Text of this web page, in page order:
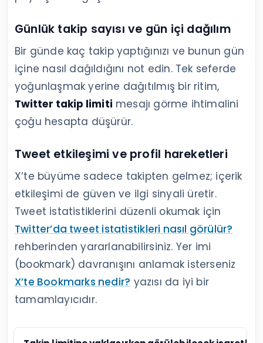
Günlük takip sayısı ve gün içi dağılım
Bir günde kaç takip yaptığınızı ve bunun gün
içine nasıl dağıldığını not edin. Tek seferde
yoğunlaşmak yerine dağıtılmış bir ritim,
Twitter takip limiti mesajı görme ihtimalini
çoğu hesapta düşürür.
Tweet etkileşimi ve profil hareketleri
X’te büyüme sadece takipten gelmez; içerik
etkileşimi de güven ve ilgi sinyali üretir.
Tweet istatistiklerini düzenli okumak için
Twitter’da tweet istatistikleri nasıl görülür?
rehberinden yararlanabilirsiniz. Yer imi
(bookmark) davranışını anlamak isterseniz
X’te Bookmarks nedir? yazısı da iyi bir
tamamlayıcıdır.